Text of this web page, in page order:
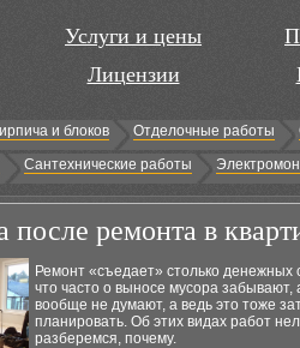
Услуги и цены
Лицензии
и блоков Отделочные работы
Сантехнические работы
после ремонта в
Ремонт «съедает» столько денежных
что часто о выносе мусора забывают,
вообще не думают, а ведь это тоже
планировать. Об этих видах работ
разберемся, почему.